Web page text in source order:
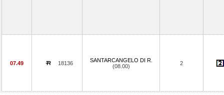
07.49 18136
SANTARCANGELO DI R.
(08.00)
2